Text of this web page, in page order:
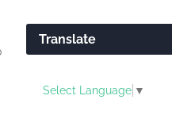
Translate
Select Language ▼